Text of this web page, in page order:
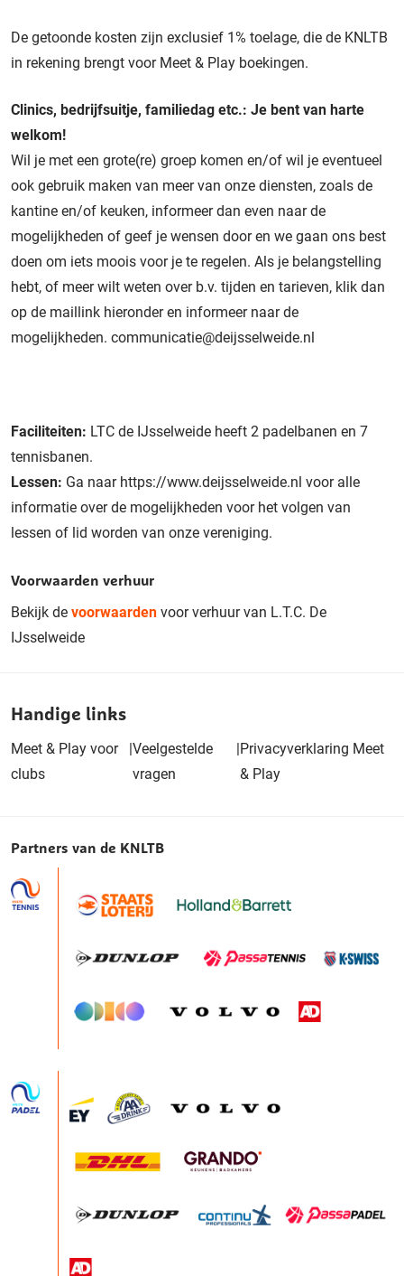
De getoonde kosten zijn exclusief 1% toelage, die de KNLTB
in rekening brengt voor Meet & Play boekingen.
Clinics, bedrijfsuitje, familiedag etc.: Je bent van harte
welkom!
Wil je met een grote(re) groep komen en/of wil je eventueel
ook gebruik maken van meer van onze diensten, zoals de
kantine en/of keuken, informeer dan even naar de
mogelijkheden of geef je wensen door en we gaan ons best
doen om iets moois voor je te regelen. Als je belangstelling
hebt, of meer wilt weten over b.v. tijden en tarieven, klik dan
op de maillink hieronder en informeer naar de
mogelijkheden. communicatie@deijsselweide.nl
Faciliteiten: LTC de IJsselweide heeft 2 padelbanen en 7
tennisbanen.
Lessen: Ga naar https://www.deijsselweide.nl voor alle
informatie over de mogelijkheden voor het volgen van
lessen of lid worden van onze vereniging.
Voorwaarden verhuur
Bekijk de voorwaarden voor verhuur van L.T.C. De
IJsselweide
Handige links
Meet & Play voor
clubs
|Veelgestelde
vragen
|Privacyverklaring Meet
& Play
Partners van de KNLTB